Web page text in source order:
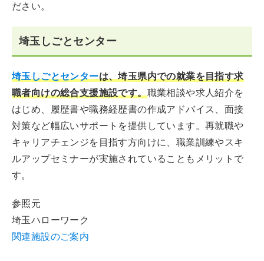
ださい。
埼玉しごとセンター
埼玉しごとセンターは、埼玉県内での就業を目指す求
職者向けの総合支援施設です。職業相談や求人紹介を
はじめ、履歴書や職務経歴書の作成アドバイス、面接
対策など幅広いサポートを提供しています。再就職や
キャリアチェンジを目指す方向けに、職業訓練やスキ
ルアップセミナーが実施されていることもメリットで
す。
参照元
埼玉ハローワーク
関連施設のご案内